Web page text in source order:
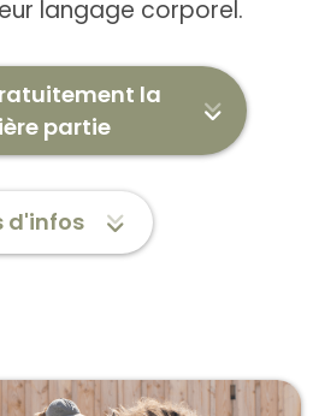
langage corporel.
la
partie
d'infos